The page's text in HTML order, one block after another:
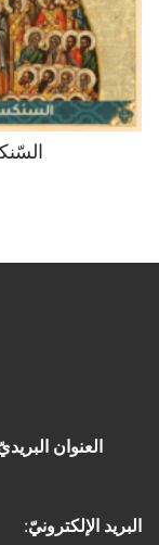
العنوان
البريد الإلكترونيّ: